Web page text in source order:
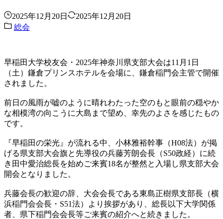
2025年12月20日
2025年12月20日
総会
早稲田大学校友会・2025年神奈川県支部大会は11月1日
（土）鎌倉プリンスホテルを会場に、鎌倉稲門会主管で開催
されました。
前日の風雨が嘘のように晴れわたった空のもと眼前の穏やか
な相模湾の向こうに大島まで望め、幸先のよさを感じたもの
です。
『早稲田の栄光』が流れる中、小林雅裕幹事（H08法）が掲
げる県支部大会旗と先導役の兵藤芳朗会長（S50政経）に続
き田中愛治総長を始めご来賓18名が整然と入場し県支部大会
開会となりました。
兵藤会長の歓迎の辞、大会会長である東島正樹県支部長（横
浜稲門会会長・S51法）より挨拶があり、総長以下大学関係
者、県下稲門会会長等ご来賓の紹介へと続きました。